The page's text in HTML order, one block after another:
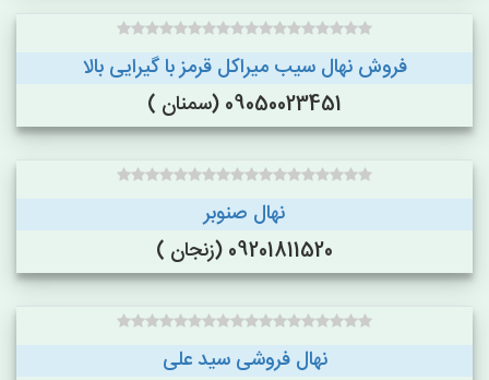
فروش نهال سیب میراکل قرمز با گیرایی بالا
09050023451 (سمنان )
نهال صنوبر
09201811520 (زنجان )
نهال فروشی سید علی